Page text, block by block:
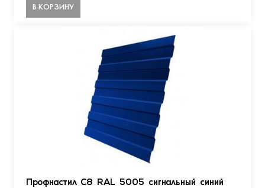
В КОРЗИНУ
Профнастил С8 RAL 5005 сигнальный синий